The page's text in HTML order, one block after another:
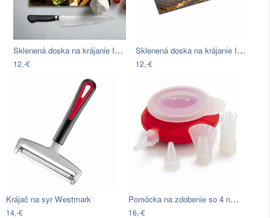
Sklenená doska na krájanie Insigne…
12,-€
Sklenená doska na krájanie Insigne
12,-€
Krájač na syr Westmark
14,-€
Pomôcka na zdobenie so 4 nadstavcami…
16,-€